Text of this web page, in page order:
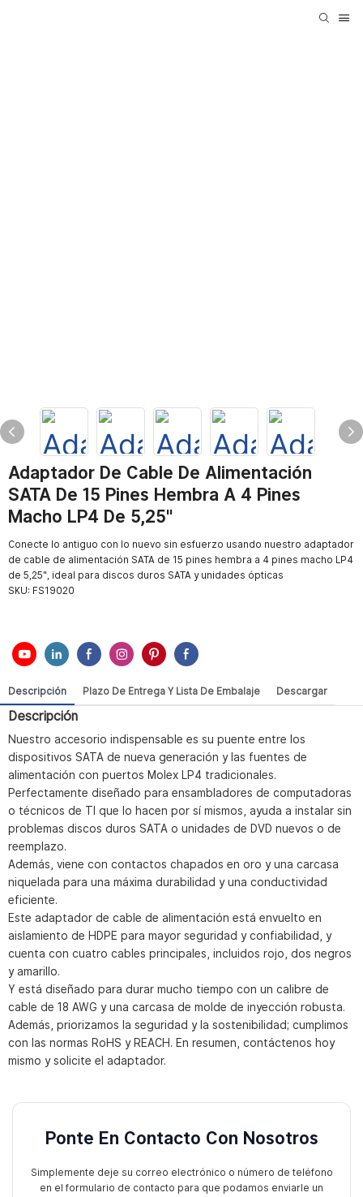
Adaptador De Cable De Alimentación
SATA De 15 Pines Hembra A 4 Pines
Macho LP4 De 5,25″
Conecte lo antiguo con lo nuevo sin esfuerzo usando nuestro adaptador
de cable de alimentación SATA de 15 pines hembra a 4 pines macho LP4
de 5,25″, ideal para discos duros SATA y unidades ópticas
SKU: FS19020
Descripción Plazo De Entrega Y Lista De Embalaje Descargar
Descripción
Nuestro accesorio indispensable es su puente entre los
dispositivos SATA de nueva generación y las fuentes de
alimentación con puertos Molex LP4 tradicionales.
Perfectamente diseñado para ensambladores de computadoras
o técnicos de TI que lo hacen por sí mismos, ayuda a instalar sin
problemas discos duros SATA o unidades de DVD nuevos o de
reemplazo.
Además, viene con contactos chapados en oro y una carcasa
niquelada para una máxima durabilidad y una conductividad
eficiente.
Este adaptador de cable de alimentación está envuelto en
aislamiento de HDPE para mayor seguridad y confiabilidad, y
cuenta con cuatro cables principales, incluidos rojo, dos negros
y amarillo.
Y está diseñado para durar mucho tiempo con un calibre de
cable de 18 AWG y una carcasa de molde de inyección robusta.
Además, priorizamos la seguridad y la sostenibilidad; cumplimos
con las normas RoHS y REACH. En resumen, contáctenos hoy
mismo y solicite el adaptador.
Ponte En Contacto Con Nosotros
Simplemente deje su correo electrónico o número de teléfono
en el formulario de contacto para que podamos enviarle un